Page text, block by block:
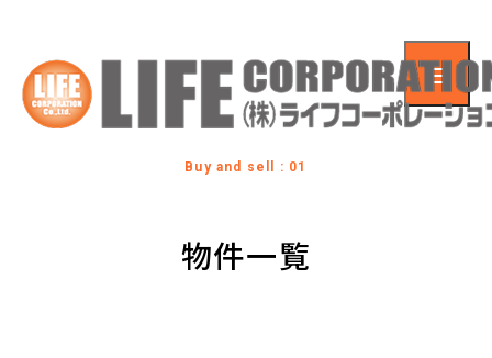
Buy and sell : 01
物件一覧